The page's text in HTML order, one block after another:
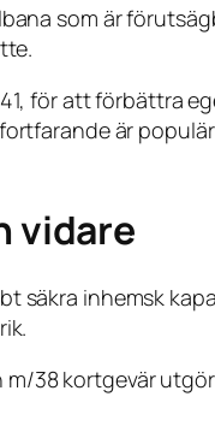
som är
för att förbättra
är
vidare
säkra inhemsk
38 kortgevär